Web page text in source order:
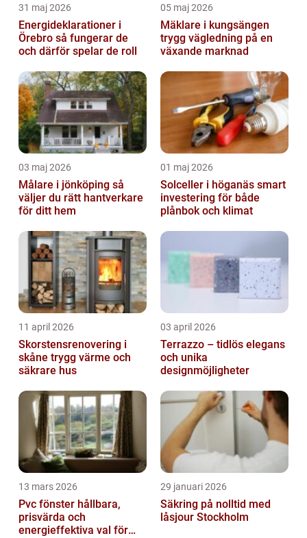
31 maj 2026
Energideklarationer i
Örebro så fungerar de
och därför spelar de roll
05 maj 2026
Mäklare i kungsängen
trygg vägledning på en
växande marknad
03 maj 2026
Målare i jönköping så
väljer du rätt hantverkare
för ditt hem
01 maj 2026
Solceller i höganäs smart
investering för både
plånbok och klimat
11 april 2026
Skorstensrenovering i
skåne trygg värme och
säkrare hus
03 april 2026
Terrazzo – tidlös elegans
och unika
designmöjligheter
13 mars 2026
Pvc fönster hållbara,
prisvärda och
energieffektiva val för
29 januari 2026
Säkring på nolltid med
låsjour Stockholm